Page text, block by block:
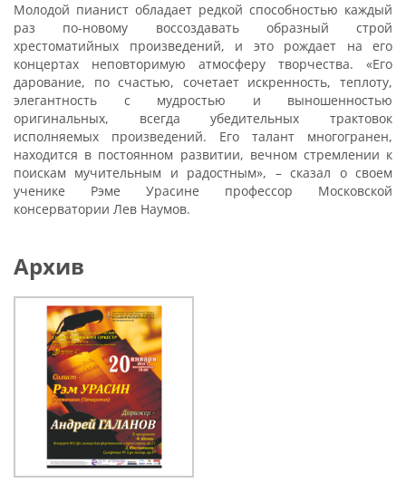
Молодой пианист обладает редкой способностью каждый
раз по-новому воссоздавать образный строй
хрестоматийных произведений, и это рождает на его
концертах неповторимую атмосферу творчества. «Его
дарование, по счастью, сочетает искренность, теплоту,
элегантность с мудростью и выношенностью
оригинальных, всегда убедительных трактовок
исполняемых произведений. Его талант многогранен,
находится в постоянном развитии, вечном стремлении к
поискам мучительным и радостным», – сказал о своем
ученике Рэме Урасине профессор Московской
консерватории Лев Наумов.
Архив